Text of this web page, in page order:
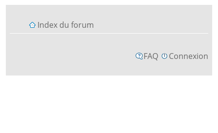
Index du forum
FAQ Connexion